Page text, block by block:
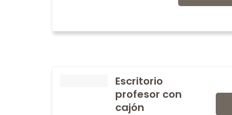
Escritorio
profesor con
cajón